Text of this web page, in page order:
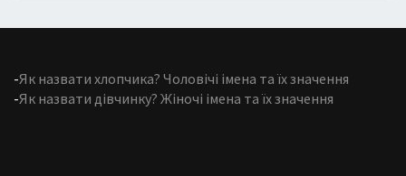
-Як назвати хлопчика? Чоловічі імена та їх значення
-Як назвати дівчинку? Жіночі імена та їх значення